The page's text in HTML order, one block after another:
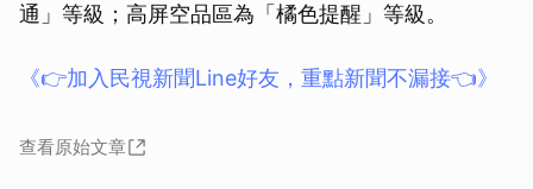
通」等級；高屏空品區為「橘色提醒」等級。
《👉加入民視新聞Line好友，重點新聞不漏接👈》
查看原始文章